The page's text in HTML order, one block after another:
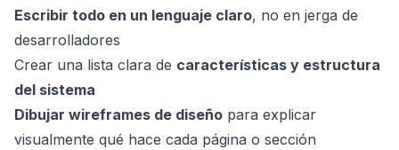
Escribir todo en un lenguaje claro, no en jerga de
desarrolladores
Crear una lista clara de características y estructura
del sistema
Dibujar wireframes de diseño para explicar
visualmente qué hace cada página o sección